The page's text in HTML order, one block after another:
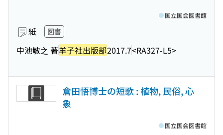
紙 図書
中池敏之 著羊子社出版部2017.7<RA327-L5>
国立国会図書館
倉田悟博士の短歌 : 植物, 民俗, 心
象
国立国会図書館